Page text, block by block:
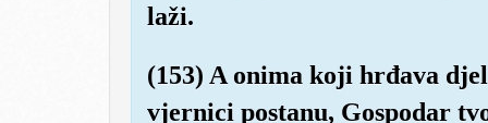
laži.
(153) A onima koji hrđava
vjernici postanu, Gospodar